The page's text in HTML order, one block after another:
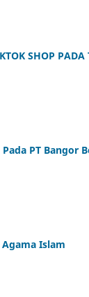
SHOP
PT Bangor
Islam